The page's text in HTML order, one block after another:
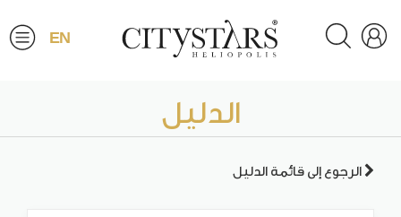
EN
الدليل
الرجوع إلى قائمة الدليل